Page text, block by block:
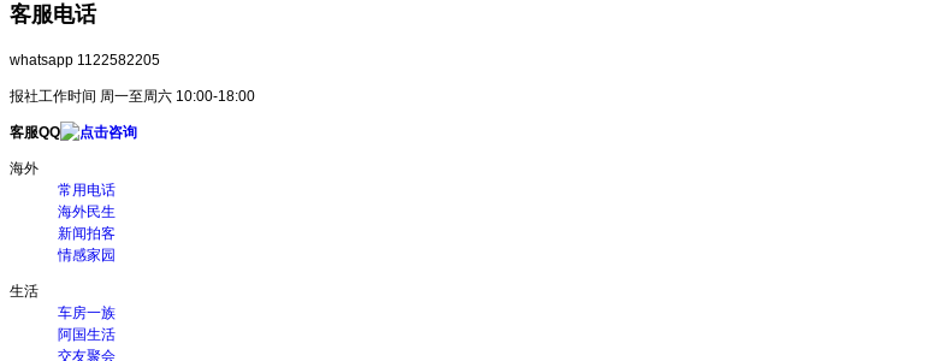
客服电话
whatsapp 1122582205
报社工作时间 周一至周六 10:00-18:00
客服QQ
海外
常用电话
海外民生
新闻拍客
情感家园
生活
车房一族
阿国生活
交友聚会